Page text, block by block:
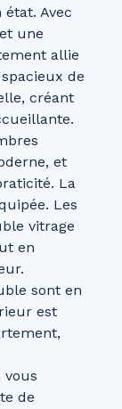
Avec
une
allie
de
créant
et
La
Les
vitrage
en
sont en
est
de